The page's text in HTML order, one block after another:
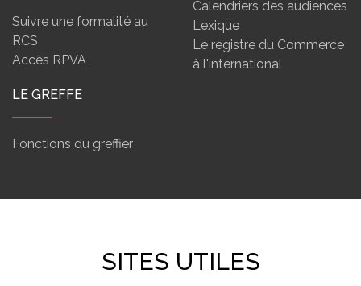
Suivre une formalité au
RCS
Accès RPVA
Calendriers des audiences
Lexique
Le registre du Commerce
à l'international
LE GREFFE
Fonctions du greffier
SITES UTILES